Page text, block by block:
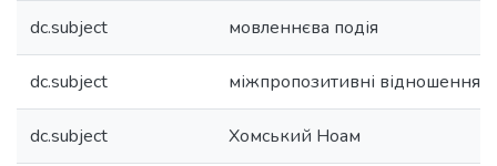
dc.subject мовленнєва подія
dc.subject міжпропозитивні відношення
dc.subject Хомський Ноам